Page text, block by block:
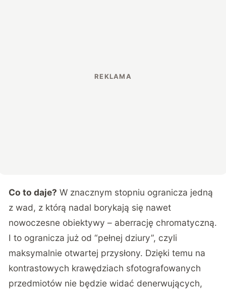
Co to daje? W znacznym stopniu ogranicza jedną
z wad, z którą nadal borykają się nawet
nowoczesne obiektywy – aberrację chromatyczną.
I to ogranicza już od “pełnej dziury”, czyli
maksymalnie otwartej przysłony. Dzięki temu na
kontrastowych krawędziach sfotografowanych
przedmiotów nie będzie widać denerwujących,